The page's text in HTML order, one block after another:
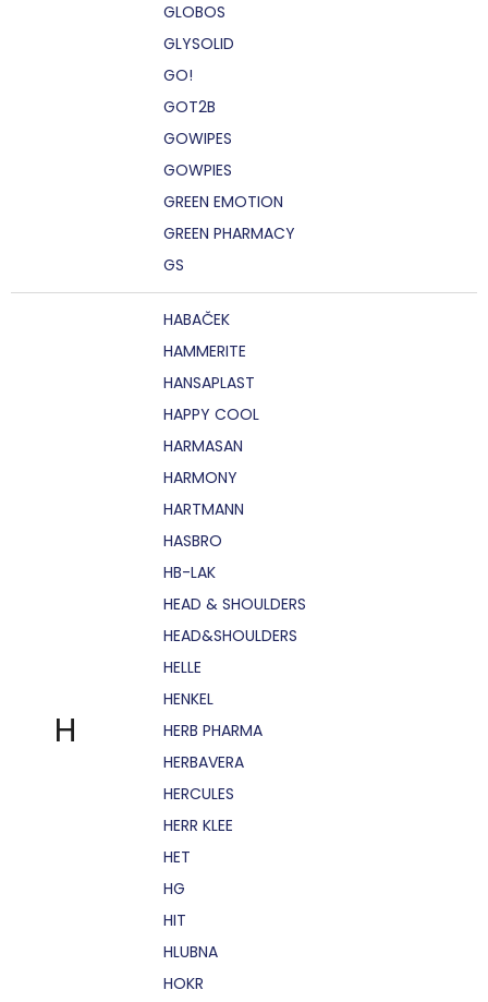
GLOBOS
GLYSOLID
GO!
GOT2B
GOWIPES
GOWPIES
GREEN EMOTION
GREEN PHARMACY
GS
H
HABAČEK
HAMMERITE
HANSAPLAST
HAPPY COOL
HARMASAN
HARMONY
HARTMANN
HASBRO
HB-LAK
HEAD & SHOULDERS
HEAD&SHOULDERS
HELLE
HENKEL
HERB PHARMA
HERBAVERA
HERCULES
HERR KLEE
HET
HG
HIT
HLUBNA
HOKR